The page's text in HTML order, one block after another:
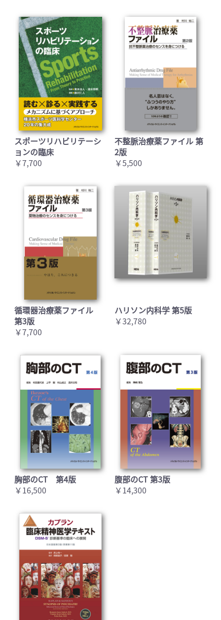
スポーツリハビリテーシ
ョンの臨床
￥7,700
不整脈治療薬ファイル 第
2版
￥5,500
循環器治療薬ファイル
第3版
￥7,700
ハリソン内科学 第5版
￥32,780
胸部のCT 第4版
￥16,500
腹部のCT 第3版
￥14,300